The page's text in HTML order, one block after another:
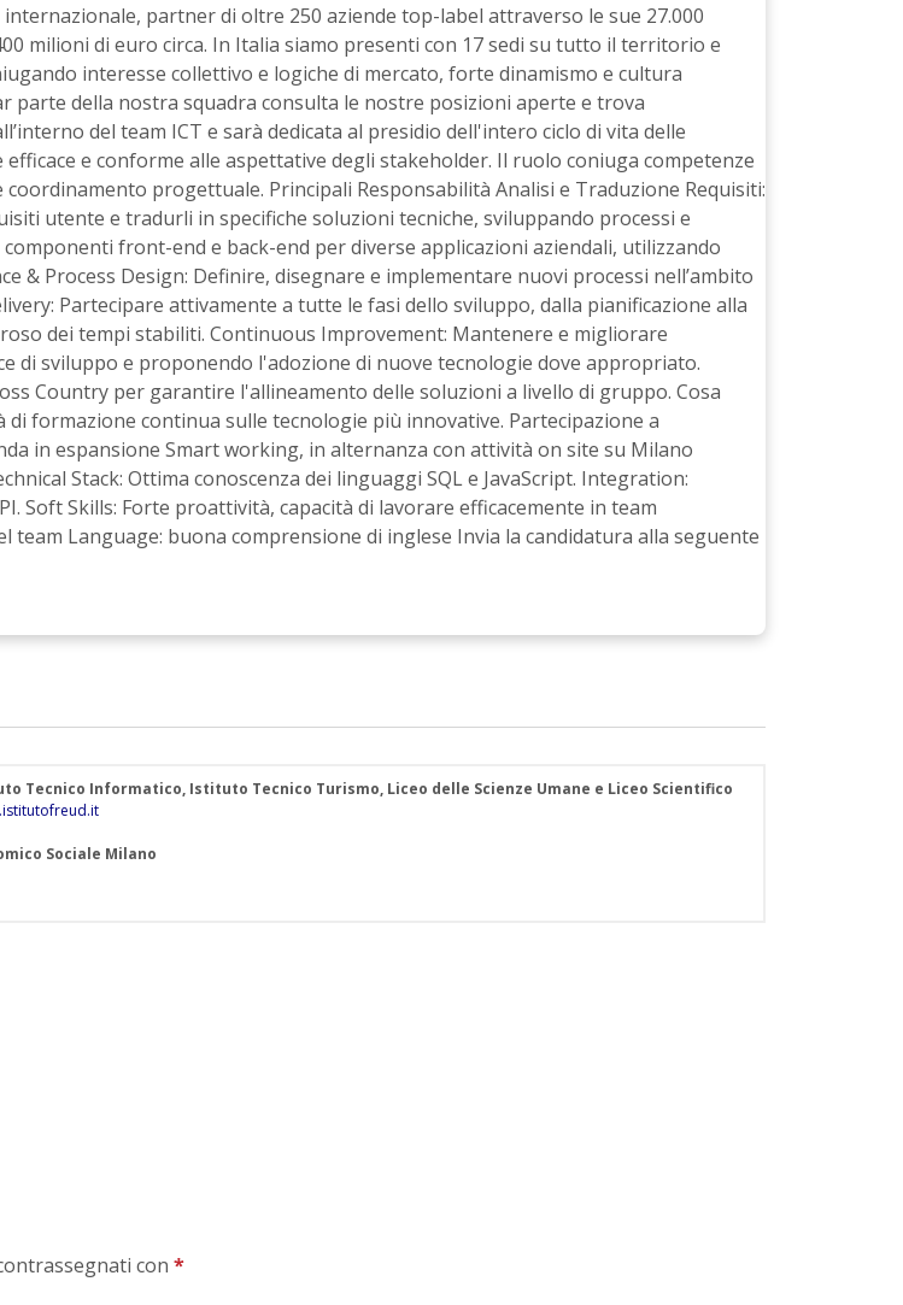
partner di oltre 250 aziende top-label attraverso le sue 27.000
milioni di euro circa. In Italia siamo presenti con 17 sedi su tutto il territorio e
interesse collettivo e logiche di mercato, forte dinamismo e cultura
parte della nostra squadra consulta le nostre posizioni aperte e trova
del team ICT e sarà dedicata al presidio dell'intero ciclo di vita delle
e conforme alle aspettative degli stakeholder. Il ruolo coniuga competenze
progettuale. Principali Responsabilità Analisi e Traduzione Requisiti:
utente e tradurli in specifiche soluzioni tecniche, sviluppando processi e
front-end e back-end per diverse applicazioni aziendali, utilizzando
& Process Design: Definire, disegnare e implementare nuovi processi nell’ambito
Partecipare attivamente a tutte le fasi dello sviluppo, dalla pianificazione alla
dei tempi stabiliti. Continuous Improvement: Mantenere e migliorare
di sviluppo e proponendo l'adozione di nuove tecnologie dove appropriato.
Country per garantire l'allineamento delle soluzioni a livello di gruppo. Cosa
formazione continua sulle tecnologie più innovative. Partecipazione a
in espansione Smart working, in alternanza con attività on site su Milano
Stack: Ottima conoscenza dei linguaggi SQL e JavaScript. Integration:
Soft Skills: Forte proattività, capacità di lavorare efficacemente in team
team Language: buona comprensione di inglese Invia la candidatura alla seguente
Tecnico Informatico, Istituto Tecnico Turismo, Liceo delle Scienze Umane e Liceo Scientifico
Sociale Milano
con *